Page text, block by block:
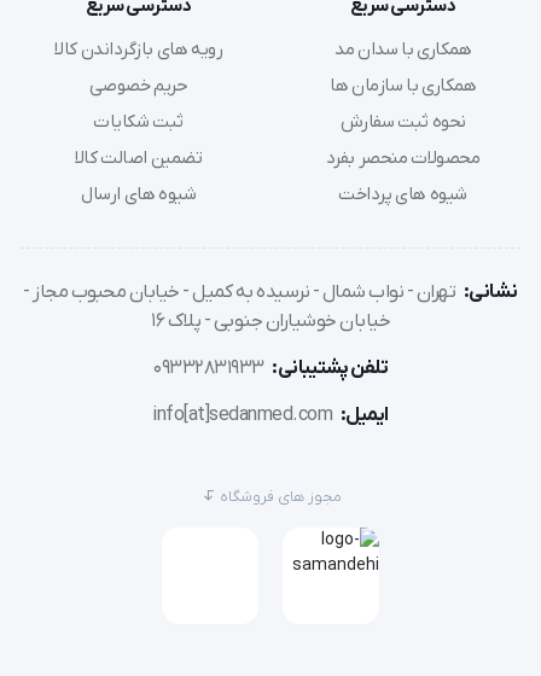
دسترسی سریع
همکاری با سدان مد
همکاری با سازمان ها
نحوه ثبت سفارش
محصولات منحصر بفرد
شیوه های پرداخت
دسترسی سریع
رویه های بازگرداندن کالا
حریم خصوصی
ثبت شکایات
تضمین اصالت کالا
شیوه های ارسال
نشانی: تهران - نواب شمال - نرسیده به کمیل - خیابان محبوب مجاز -
خیابان خوشیاران جنوبی - پلاک 16
تلفن پشتیبانی: 09332831933
ایمیل: info[at]sedanmed.com
مجوز های فروشگاه